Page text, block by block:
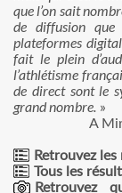
que l’on sait
de diffusion que
plateformes
fait le plein
l’athlétisme
de direct sont le
grand nombre. »
A
Retrouvez
Tous les
Retrouvez